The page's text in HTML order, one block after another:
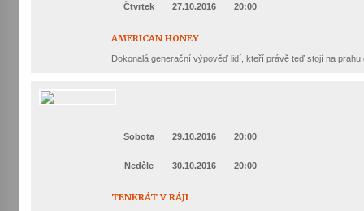
Čtvrtek 27.10.2016 20:00
AMERICAN HONEY
Dokonalá generační výpověď lidí, kteří právě teď stojí na prahu
Sobota 29.10.2016 20:00
Neděle 30.10.2016 20:00
TENKRÁT V RÁJI